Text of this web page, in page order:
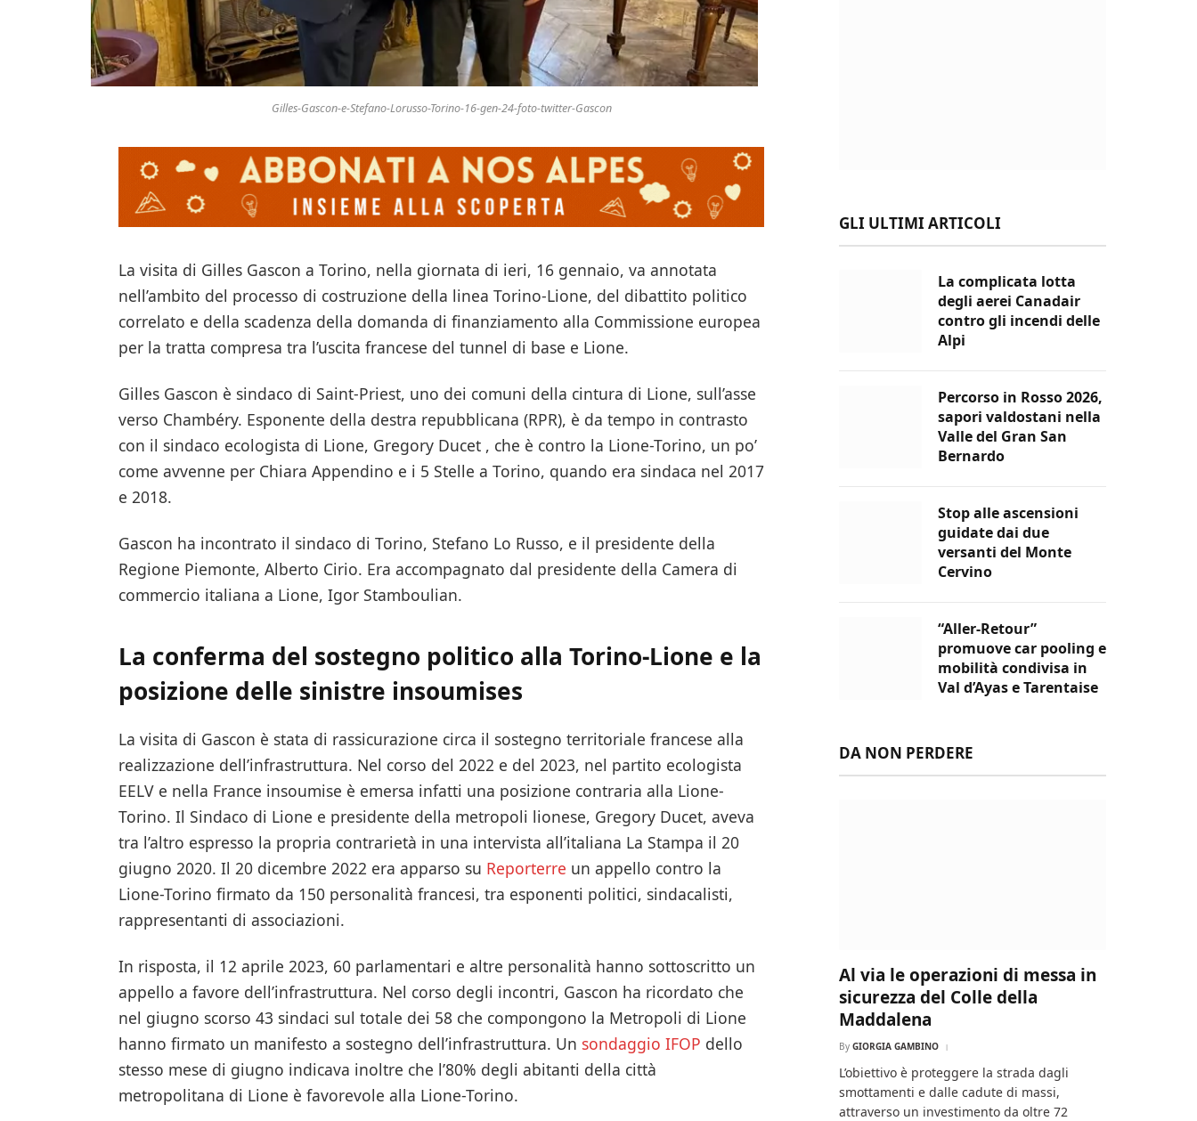
Gilles-Gascon-e-Stefano-Lorusso-Torino-16-gen-24-foto-twitter-Gascon
La visita di Gilles Gascon a Torino, nella giornata di ieri, 16 gennaio, va annotata
nell’ambito del processo di costruzione della linea Torino-Lione, del dibattito politico
correlato e della scadenza della domanda di finanziamento alla Commissione europea
per la tratta compresa tra l’uscita francese del tunnel di base e Lione.
Gilles Gascon è sindaco di Saint-Priest, uno dei comuni della cintura di Lione, sull’asse
verso Chambéry. Esponente della destra repubblicana (RPR), è da tempo in contrasto
con il sindaco ecologista di Lione, Gregory Ducet , che è contro la Lione-Torino, un po’
come avvenne per Chiara Appendino e i 5 Stelle a Torino, quando era sindaca nel 2017
e 2018.
Gascon ha incontrato il sindaco di Torino, Stefano Lo Russo, e il presidente della
Regione Piemonte, Alberto Cirio. Era accompagnato dal presidente della Camera di
commercio italiana a Lione, Igor Stamboulian.
La conferma del sostegno politico alla Torino-Lione e la
posizione delle sinistre insoumises
La visita di Gascon è stata di rassicurazione circa il sostegno territoriale francese alla
realizzazione dell’infrastruttura. Nel corso del 2022 e del 2023, nel partito ecologista
EELV e nella France insoumise è emersa infatti una posizione contraria alla Lione-
Torino. Il Sindaco di Lione e presidente della metropoli lionese, Gregory Ducet, aveva
tra l’altro espresso la propria contrarietà in una intervista all’italiana La Stampa il 20
giugno 2020. Il 20 dicembre 2022 era apparso su Reporterre un appello contro la
Lione-Torino firmato da 150 personalità francesi, tra esponenti politici, sindacalisti,
rappresentanti di associazioni.
In risposta, il 12 aprile 2023, 60 parlamentari e altre personalità hanno sottoscritto un
appello a favore dell’infrastruttura. Nel corso degli incontri, Gascon ha ricordato che
nel giugno scorso 43 sindaci sul totale dei 58 che compongono la Metropoli di Lione
hanno firmato un manifesto a sostegno dell’infrastruttura. Un sondaggio IFOP dello
stesso mese di giugno indicava inoltre che l’80% degli abitanti della città
metropolitana di Lione è favorevole alla Lione-Torino.
GLI ULTIMI ARTICOLI
La complicata lotta
degli aerei Canadair
contro gli incendi delle
Alpi
Percorso in Rosso 2026,
sapori valdostani nella
Valle del Gran San
Bernardo
Stop alle ascensioni
guidate dai due
versanti del Monte
Cervino
“Aller-Retour”
promuove car pooling e
mobilità condivisa in
Val d’Ayas e Tarentaise
DA NON PERDERE
Al via le operazioni di messa in
sicurezza del Colle della
Maddalena
By GIORGIA GAMBINO
L’obiettivo è proteggere la strada dagli
smottamenti e dalle cadute di massi,
attraverso un investimento da oltre 72